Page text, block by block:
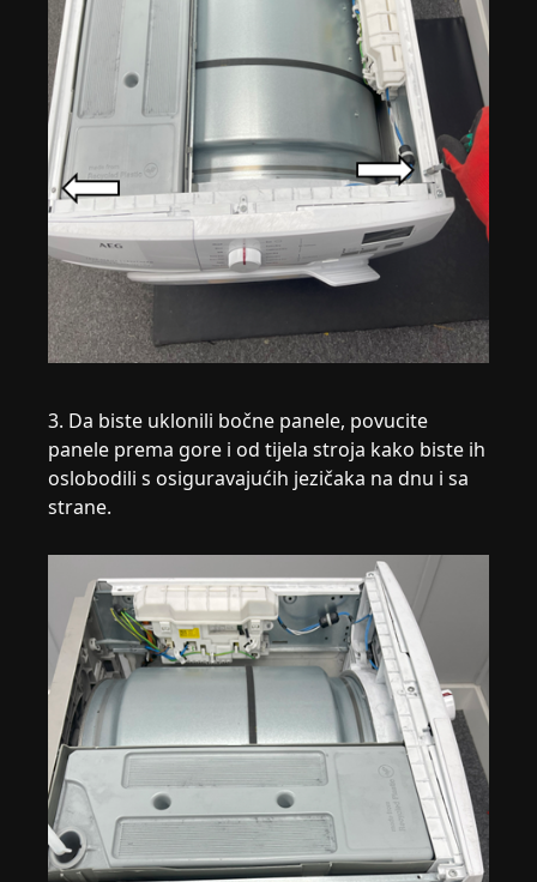
3. Da biste uklonili bočne panele, povucite
panele prema gore i od tijela stroja kako biste ih
oslobodili s osiguravajućih jezičaka na dnu i sa
strane.